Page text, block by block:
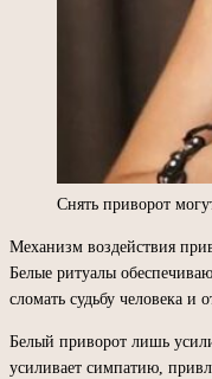
Снять приворот
Механизм воздействия
Белые ритуалы
сломать судьбу человека и
Белый приворот лишь
усиливает симпатию,